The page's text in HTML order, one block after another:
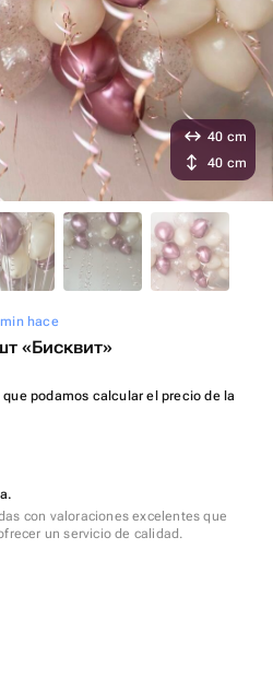
hace
«Бисквит»
que podamos calcular el precio de la
con valoraciones excelentes que
un servicio de calidad.
40 cm
40 cm